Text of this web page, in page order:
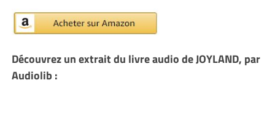
Découvrez un extrait du livre audio de JOYLAND, par
Audiolib :